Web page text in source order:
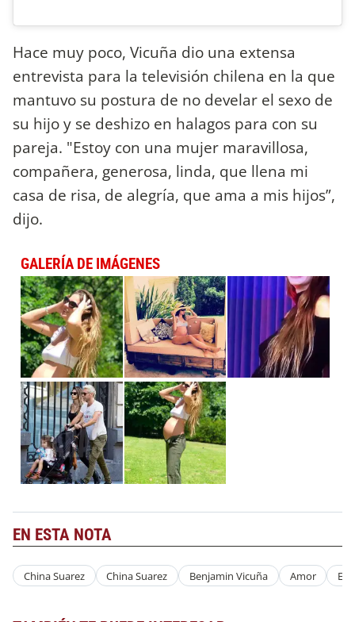
Hace muy poco, Vicuña dio una extensa
entrevista para la televisión chilena en la que
mantuvo su postura de no develar el sexo de
su hijo y se deshizo en halagos para con su
pareja. "Estoy con una mujer maravillosa,
compañera, generosa, linda, que llena mi
casa de risa, de alegría, que ama a mis hijos”,
dijo.
GALERÍA DE IMÁGENES
EN ESTA NOTA
China Suarez China Suarez Benjamin Vicuña Amor